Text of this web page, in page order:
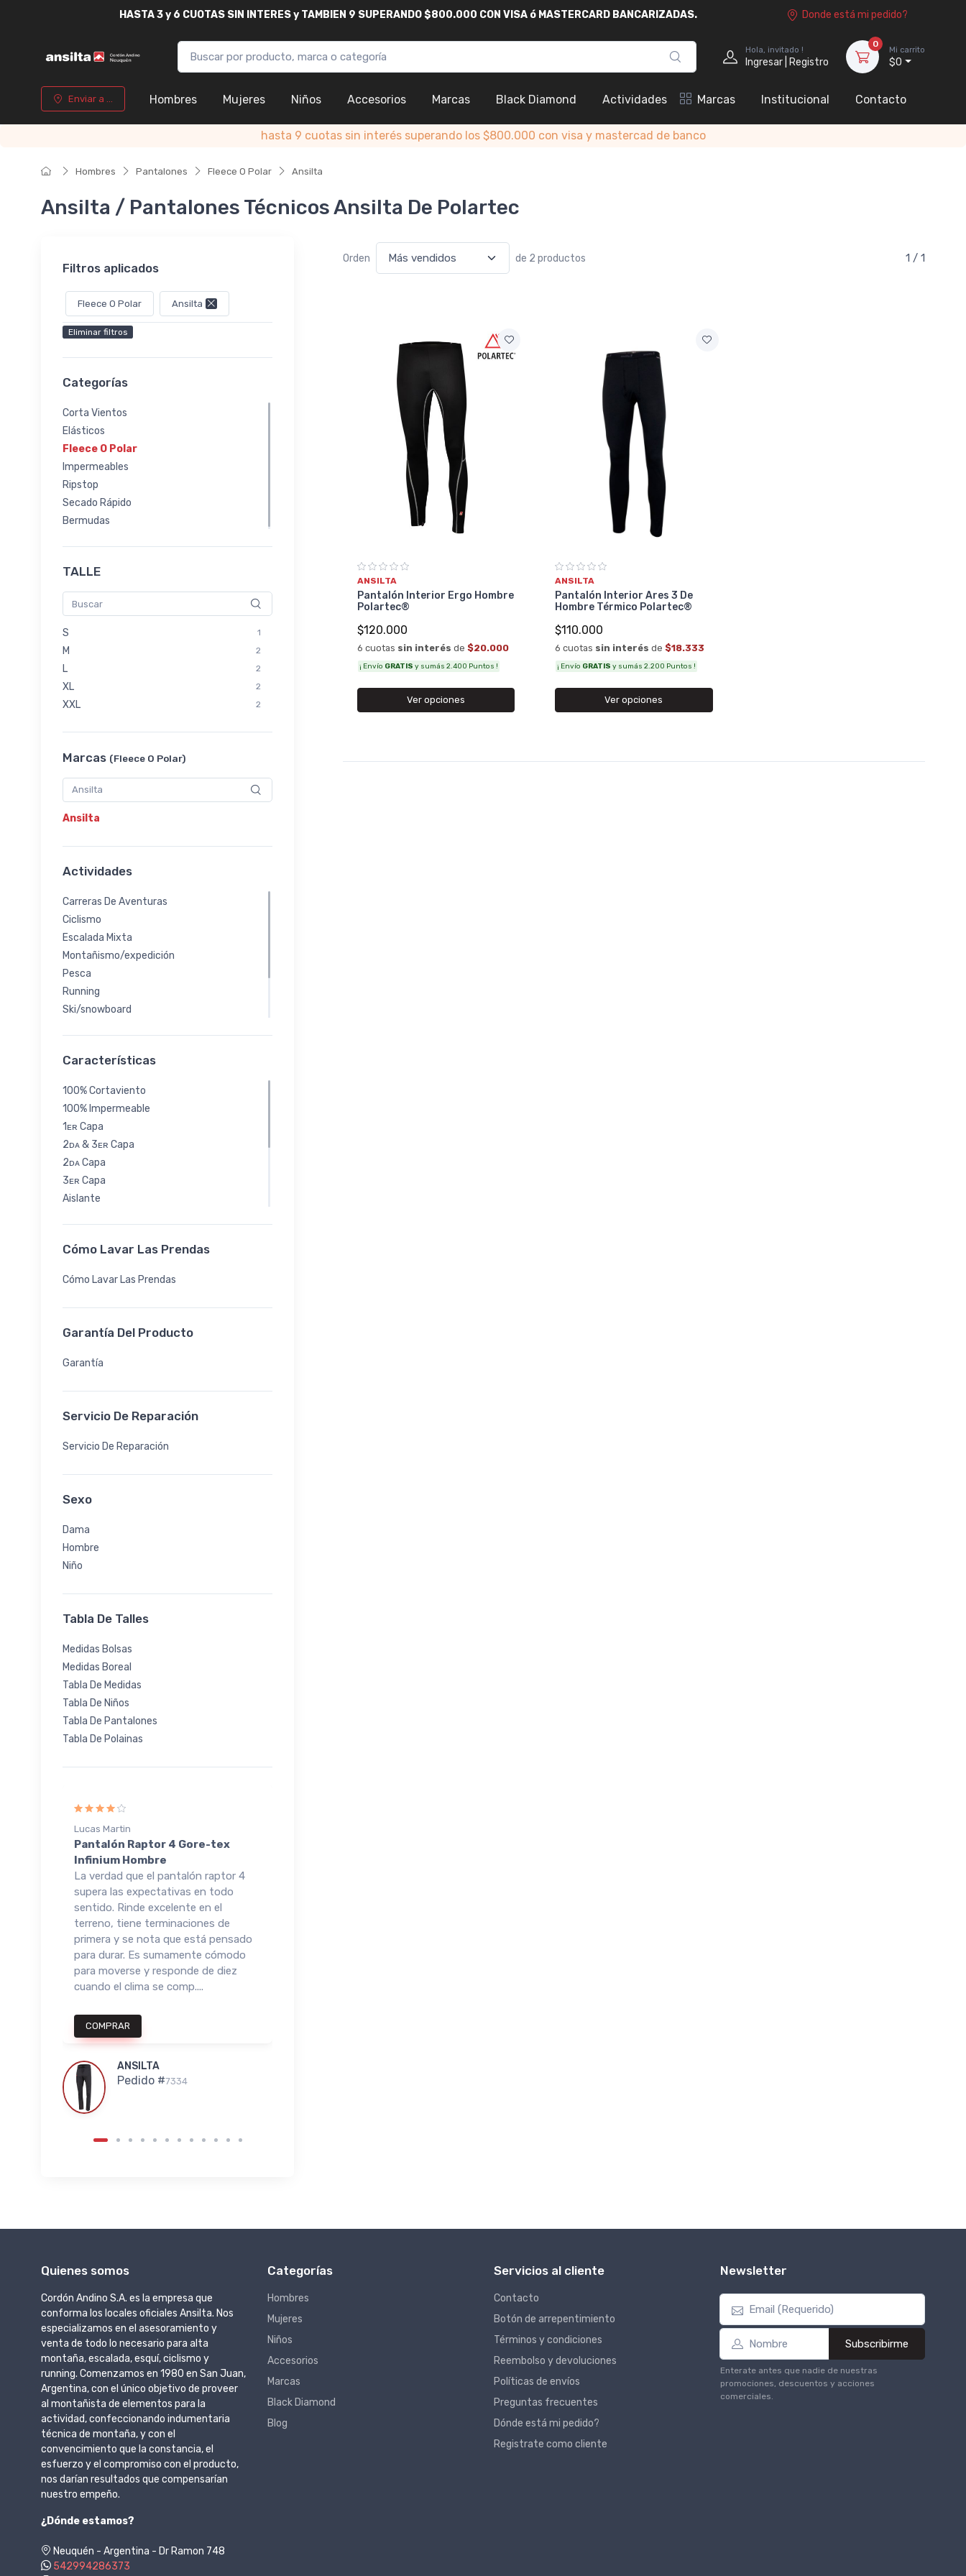
HASTA3 y 6 CUOTAS SIN INTERES y TAMBIEN 9 SUPERANDO $800.000 CON VISAó MASTERCARD BANCARIZADAS. Donde está mi pedido?
Hola, invitado !
Ingresar | Registro
0
Mi carrito
$0
Enviar a ... Hombres Mujeres Niños Accesorios Marcas Black Diamond Actividades Marcas Institucional Contacto
hasta 9 cuotas sin interés superando los $800.000 con visa y mastercad de banco
Hombres Pantalones Fleece O Polar Ansilta
Ansilta / Pantalones Técnicos Ansilta De Polartec
Filtros aplicados
Fleece O Polar Ansilta
Eliminar filtros
Categorías
Corta Vientos
Elásticos
Fleece O Polar
Impermeables
Ripstop
Secado Rápido
Bermudas
TALLE
S 1
M 2
L 2
XL 2
XXL 2
Marcas (Fleece O Polar)
Ansilta
Actividades
Carreras De Aventuras
Ciclismo
Escalada Mixta
Montañismo/expedición
Pesca
Running
Ski/snowboard
Urbano/viajes
Características
100% Cortaviento
100% Impermeable
1ᴇʀ Capa
2ᴅᴀ & 3ᴇʀ Capa
2ᴅᴀ Capa
3ᴇʀ Capa
Aislante
Bi-elástico
Secado Rápido
Cómo Lavar Las Prendas
Cómo Lavar Las Prendas
Garantía Del Producto
Garantía
Servicio De Reparación
Servicio De Reparación
Sexo
Dama
Hombre
Niño
Tabla De Talles
Medidas Bolsas
Medidas Boreal
Tabla De Medidas
Tabla De Niños
Tabla De Pantalones
Tabla De Polainas
Lucas Martin
Pantalón Raptor 4 Gore-tex
Infinium Hombre
La verdad que el pantalón raptor 4
supera las expectativas en todo
sentido. Rinde excelente en el
terreno, tiene terminaciones de
primera y se nota que está pensado
para durar. Es sumamente cómodo
para moverse y responde de diez
cuando el clima se comp....
COMPRAR
ANSILTA
Pedido #7334
Orden de 2 productos 1 / 1
ANSILTA
Pantalón Interior Ergo Hombre
Polartec®
$120.000
6 cuotas sin interés de $20.000
¡ Envío GRATIS y sumás 2.400 Puntos !
Ver opciones
ANSILTA
Pantalón Interior Ares 3 De
Hombre Térmico Polartec®
$110.000
6 cuotas sin interés de$18.333
¡ Envío GRATIS y sumás 2.200 Puntos !
Ver opciones
Quienes somos
Cordón Andino S.A. es la empresa que
conforma los locales oficiales Ansilta. Nos
especializamos en el asesoramiento y
venta de todo lo necesario para alta
montaña, escalada, esquí, ciclismo y
running. Comenzamos en 1980 en San Juan,
Argentina, con el único objetivo de proveer
al montañista de elementos para la
actividad, confeccionando indumentaria
técnica de montaña, y con el
convencimiento que la constancia, el
esfuerzo y el compromiso con el producto,
nos darían resultados que compensarían
nuestro empeño.
¿Dónde estamos?
Neuquén - Argentina - Dr Ramon 748
542994286373
Categorías
Hombres
Mujeres
Niños
Accesorios
Marcas
Black Diamond
Blog
Servicios al cliente
Contacto
Botón de arrepentimiento
Términos y condiciones
Reembolso y devoluciones
Políticas de envíos
Preguntas frecuentes
Dónde está mi pedido?
Registrate como cliente
Newsletter
Subscribirme
Enterate antes que nadie de nuestras
promociones, descuentos y acciones
comerciales.